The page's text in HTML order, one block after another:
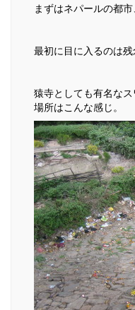
まずはネパールの都
最初に目に入るのは残
猿寺としても有名な
場所はこんな感じ。